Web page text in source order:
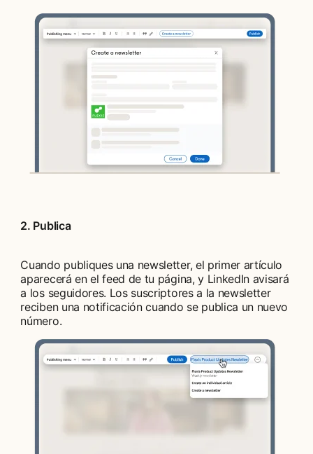
2. Publica
Cuando publiques una newsletter, el primer artículo
aparecerá en el feed de tu página, y LinkedIn avisará
a los seguidores. Los suscriptores a la newsletter
reciben una notificación cuando se publica un nuevo
número.